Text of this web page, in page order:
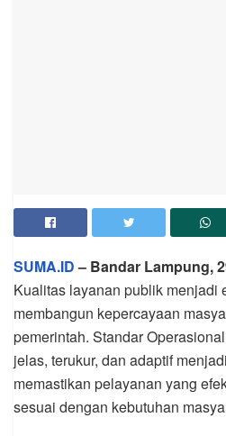
SUMA.ID– Bandar Lampung,
Kualitas layanan publik menjadi
membangun kepercayaan
pemerintah. Standar
jelas, terukur, dan adaptif
memastikan pelayanan yang
sesuai dengan kebutuhan